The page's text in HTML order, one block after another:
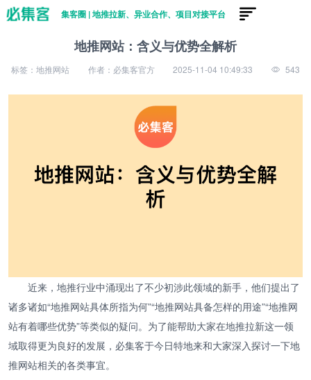
集客圈 | 地推拉新、异业合作、项目对接平台
地推网站：含义与优势全解析
标签：地推网站 作者：必集客官方 2025-11-04 10:49:33 543
近来，地推行业中涌现出了不少初涉此领域的新手，他们提出了
诸多诸如“地推网站具体所指为何”“地推网站具备怎样的用途”“地推网
站有着哪些优势”等类似的疑问。为了能帮助大家在地推拉新这一领
域取得更为良好的发展，必集客于今日特地来和大家深入探讨一下地
推网站相关的各类事宜。